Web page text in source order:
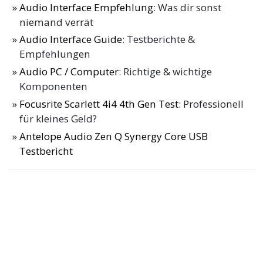
Audio Interface Empfehlung: Was dir sonst
niemand verrät
Audio Interface Guide: Testberichte &
Empfehlungen
Audio PC / Computer: Richtige & wichtige
Komponenten
Focusrite Scarlett 4i4 4th Gen Test: Professionell
für kleines Geld?
Antelope Audio Zen Q Synergy Core USB
Testbericht